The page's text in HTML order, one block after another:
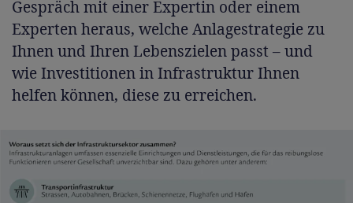
Gespräch mit einer Expertin oder einem
Experten heraus, welche Anlagestrategie zu
Ihnen und Ihren Lebenszielen passt – und
wie Investitionen in Infrastruktur Ihnen
helfen können, diese zu erreichen.